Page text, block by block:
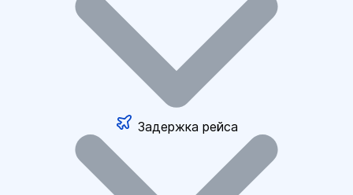
Задержка рейса